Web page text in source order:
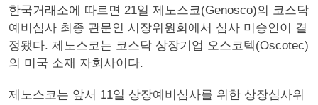
한국거래소에 따르면 21일 제노스코(Genosco)의 코스닥
예비심사 최종 관문인 시장위원회에서 심사 미승인이 결
정됐다. 제노스코는 코스닥 상장기업 오스코텍(Oscotec)
의 미국 소재 자회사이다.
제노스코는 앞서 11일 상장예비심사를 위한 상장심사위